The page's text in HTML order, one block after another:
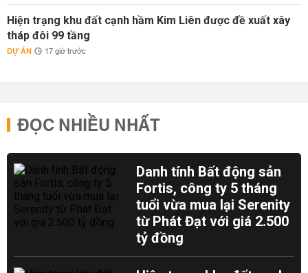
Hiện trạng khu đất cạnh hầm Kim Liên được đề xuất xây
tháp đôi 99 tầng
DỰ ÁN 17 giờ trước
ĐỌC NHIỀU NHẤT
Danh tính Bất động sản
Fortis, công ty 5 tháng
tuổi vừa mua lại Serenity
từ Phát Đạt với giá 2.500
tỷ đồng